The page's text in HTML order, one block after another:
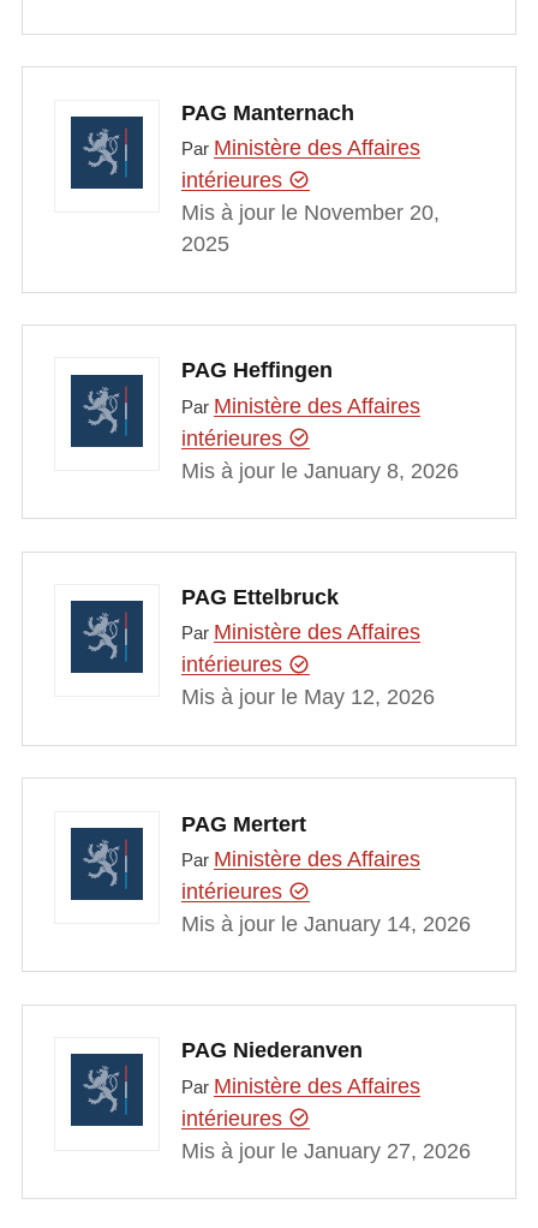
PAG Manternach
Par Ministère des Affaires
intérieures
Mis à jour le November 20,
2025
PAG Heffingen
Par Ministère des Affaires
intérieures
Mis à jour le January 8, 2026
PAG Ettelbruck
Par Ministère des Affaires
intérieures
Mis à jour le May 12, 2026
PAG Mertert
Par Ministère des Affaires
intérieures
Mis à jour le January 14, 2026
PAG Niederanven
Par Ministère des Affaires
intérieures
Mis à jour le January 27, 2026